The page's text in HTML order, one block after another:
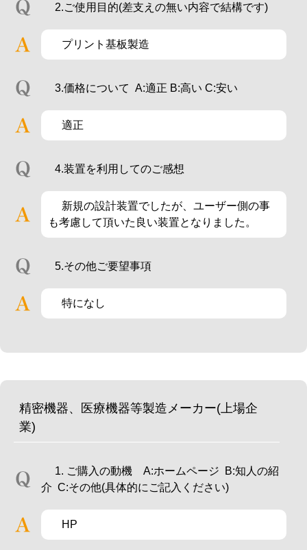
2.ご使用目的(差支えの無い内容で結構です)
プリント基板製造
3.価格について A:適正 B:高い C:安い
適正
4.装置を利用してのご感想
新規の設計装置でしたが、ユーザー側の事
も考慮して頂いた良い装置となりました。
5.その他ご要望事項
特になし
精密機器、医療機器等製造メーカー(上場企
業)
1. ご購入の動機 A:ホームページ B:知人の紹
介 C:その他(具体的にご記入ください)
HP